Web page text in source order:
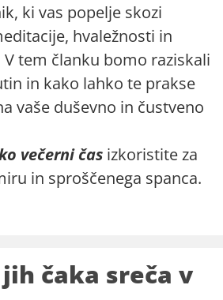
ki vas popelje skozi
hvaležnosti in
tem članku bomo raziskali
in kako lahko te prakse
vaše duševno in čustveno
večerni čas izkoristite za
in sproščenega spanca.
čaka sreča v